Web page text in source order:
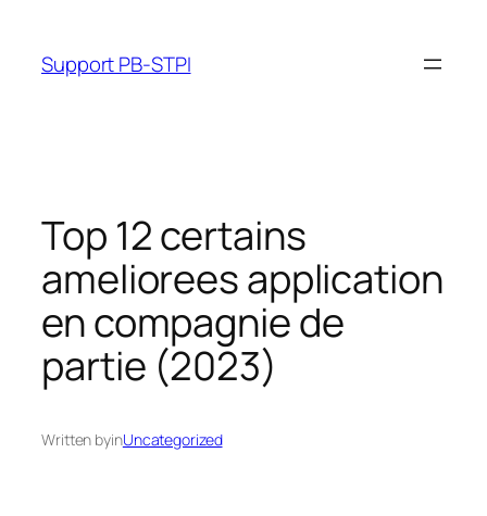
content
Support PB-STPI
Top 12 certains
ameliorees application
en compagnie de
partie (2023)
Written byinUncategorized